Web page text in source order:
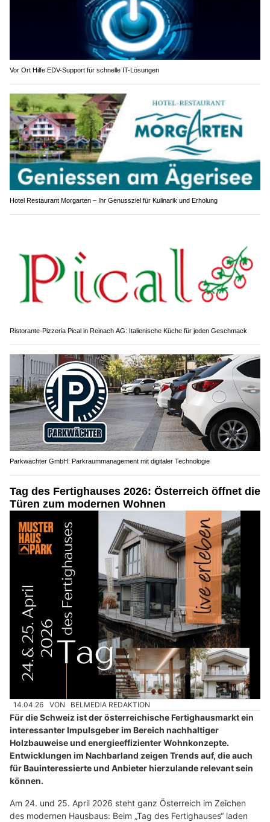
Vor Ort Hilfe EDV-Support für schnelle IT-Lösungen
Hotel Restaurant Morgarten – Ihr Genussziel für Kulinarik und Erholung
Ristorante-Pizzeria Pical in Reinach AG: Italienische Küche für jeden Geschmack
Parkwächter GmbH: Parkraummanagement mit digitaler Technologie
Tag des Fertighauses 2026: Österreich öffnet die
Türen zum modernen Wohnen
14.04.26 VON BELMEDIA REDAKTION
Für die Schweiz ist der österreichische Fertighausmarkt ein
interessanter Impulsgeber im Bereich nachhaltiger
Holzbauweise und energieeffizienter Wohnkonzepte.
Entwicklungen im Nachbarland zeigen Trends auf, die auch
für Bauinteressierte und Anbieter hierzulande relevant sein
können.
Am 24. und 25. April 2026 steht ganz Österreich im Zeichen
des modernen Hausbaus: Beim „Tag des Fertighauses“ laden